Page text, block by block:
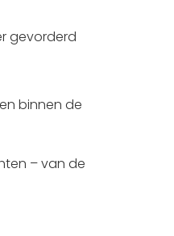
gevorderd
binnen de
– van de